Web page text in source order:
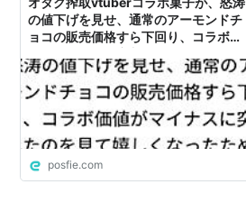
の値下げを見せ、通常のアーモンドチ
ョコの販売価格すら下回り、コラボ価
くなったため購入してしまった
posfie.com